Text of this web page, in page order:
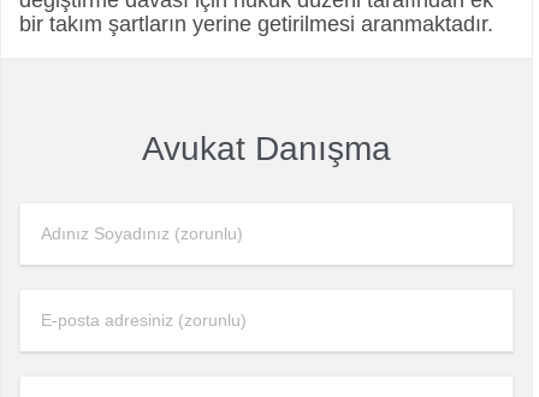
bir takım şartların yerine getirilmesi aranmaktadır.
Avukat Danışma